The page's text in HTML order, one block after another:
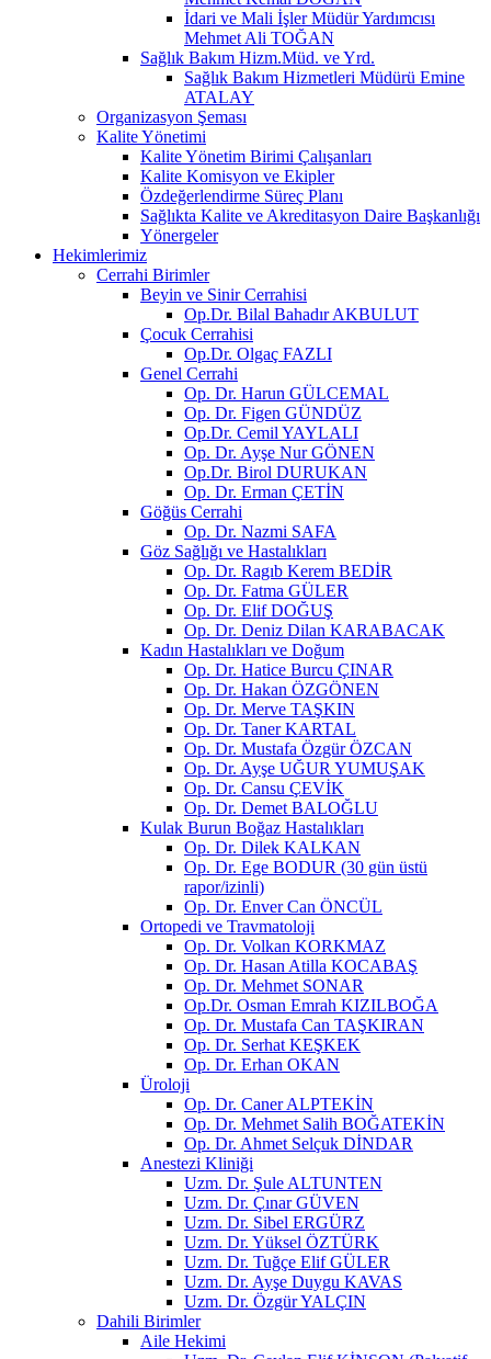
İdari ve Mali İşler Müdür Yardımcısı
Mehmet Ali TOĞAN
Sağlık Bakım Hizm.Müd. ve Yrd.
Sağlık Bakım Hizmetleri Müdürü Emine
ATALAY
Organizasyon Şeması
Kalite Yönetimi
Kalite Yönetim Birimi Çalışanları
Kalite Komisyon ve Ekipler
Özdeğerlendirme Süreç Planı
Sağlıkta Kalite ve Akreditasyon Daire Başkanlığı
Yönergeler
Hekimlerimiz
Cerrahi Birimler
Beyin ve Sinir Cerrahisi
Op.Dr. Bilal Bahadır AKBULUT
Çocuk Cerrahisi
Op.Dr. Olgaç FAZLI
Genel Cerrahi
Op. Dr. Harun GÜLCEMAL
Op. Dr. Figen GÜNDÜZ
Op.Dr. Cemil YAYLALI
Op. Dr. Ayşe Nur GÖNEN
Op.Dr. Birol DURUKAN
Op. Dr. Erman ÇETİN
Göğüs Cerrahi
Op. Dr. Nazmi SAFA
Göz Sağlığı ve Hastalıkları
Op. Dr. Ragıb Kerem BEDİR
Op. Dr. Fatma GÜLER
Op. Dr. Elif DOĞUŞ
Op. Dr. Deniz Dilan KARABACAK
Kadın Hastalıkları ve Doğum
Op. Dr. Hatice Burcu ÇINAR
Op. Dr. Hakan ÖZGÖNEN
Op. Dr. Merve TAŞKIN
Op. Dr. Taner KARTAL
Op. Dr. Mustafa Özgür ÖZCAN
Op. Dr. Ayşe UĞUR YUMUŞAK
Op. Dr. Cansu ÇEVİK
Op. Dr. Demet BALOĞLU
Kulak Burun Boğaz Hastalıkları
Op. Dr. Dilek KALKAN
Op. Dr. Ege BODUR (30 gün üstü
rapor/izinli)
Op. Dr. Enver Can ÖNCÜL
Ortopedi ve Travmatoloji
Op. Dr. Volkan KORKMAZ
Op. Dr. Hasan Atilla KOCABAŞ
Op. Dr. Mehmet SONAR
Op.Dr. Osman Emrah KIZILBOĞA
Op. Dr. Mustafa Can TAŞKIRAN
Op. Dr. Serhat KEŞKEK
Op. Dr. Erhan OKAN
Üroloji
Op. Dr. Caner ALPTEKİN
Op. Dr. Mehmet Salih BOĞATEKİN
Op. Dr. Ahmet Selçuk DİNDAR
Anestezi Kliniği
Uzm. Dr. Şule ALTUNTEN
Uzm. Dr. Çınar GÜVEN
Uzm. Dr. Sibel ERGÜRZ
Uzm. Dr. Yüksel ÖZTÜRK
Uzm. Dr. Tuğçe Elif GÜLER
Uzm. Dr. Ayşe Duygu KAVAS
Uzm. Dr. Özgür YALÇIN
Dahili Birimler
Aile Hekimi